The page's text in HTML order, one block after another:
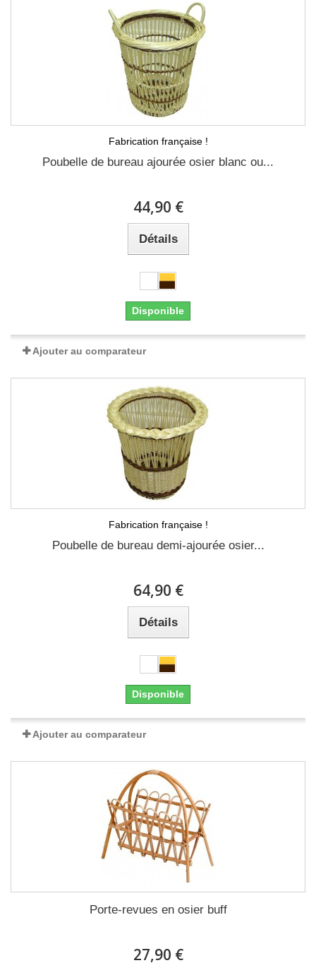
Fabrication française !
Poubelle de bureau ajourée osier blanc ou...
44,90 €
Détails
Disponible
Ajouter au comparateur
Fabrication française !
Poubelle de bureau demi-ajourée osier...
64,90 €
Détails
Disponible
Ajouter au comparateur
Porte-revues en osier buff
27,90 €